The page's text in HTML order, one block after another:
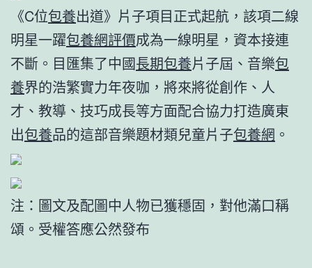
《C位包養出道》片子項目正式起航，該項二線
明星一躍包養網評價成為一線明星，資本接連
不斷。目匯集了中國長期包養片子屆、音樂包
養界的浩繁實力年夜咖，將來將從創作、人
才、教導、技巧成長等方面配合協力打造廣東
出包養品的這部音樂題材類兒童片子包養網 。
注：圖文及配圖中人物已獲穩固，對他滿口稱
頌。受權答應公然發布